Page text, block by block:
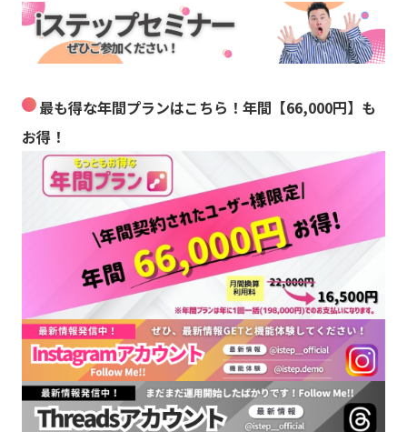
最も得な年間プランはこちら！年間【66,000円】も
お得！